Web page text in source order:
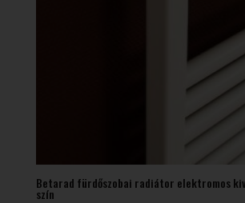
Betarad fürdőszobai radiátor elektromos
szín